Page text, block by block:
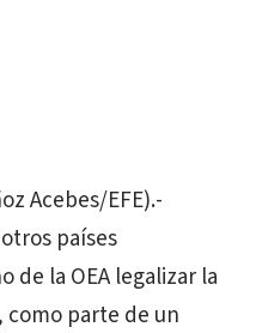
Acebes/EFE).-
países
de la OEA legalizar la
parte de un